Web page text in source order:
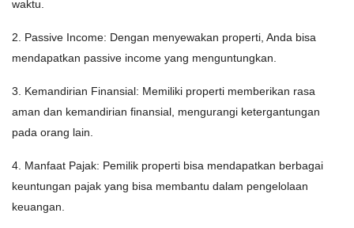
waktu.
2. Passive Income: Dengan menyewakan properti, Anda bisa
mendapatkan passive income yang menguntungkan.
3. Kemandirian Finansial: Memiliki properti memberikan rasa
aman dan kemandirian finansial, mengurangi ketergantungan
pada orang lain.
4. Manfaat Pajak: Pemilik properti bisa mendapatkan berbagai
keuntungan pajak yang bisa membantu dalam pengelolaan
keuangan.